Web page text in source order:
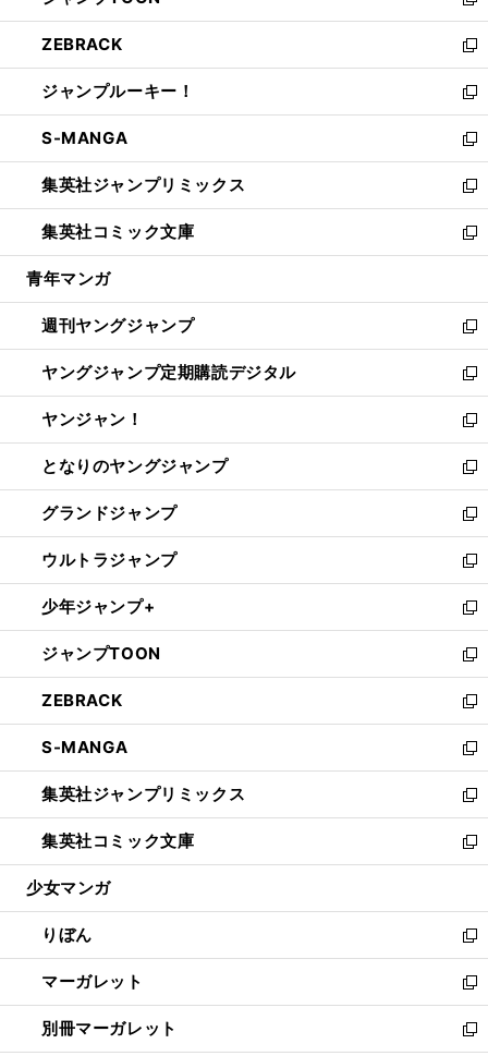
開
く
ウ
で
開
く
ン
ド
ウ
で
開
く
ウ
ィ
ン
ド
ウ
で
開
く
し
い
ウ
ィ
ン
ド
ウ
で
開
く
ZEBRACK
新
し
い
ウ
ィ
ン
ド
ウ
で
開
ジャンプルーキー！
新
し
い
ウ
ィ
ン
ド
ウ
開
く
S-MANGA
新
し
い
ウ
ィ
ン
ウ
で
開
く
集英社ジャンプリミックス
新
し
い
ウ
ン
ド
ウ
で
開
く
集英社コミック文庫
新
し
ウ
ィ
ン
ド
ウ
で
開
く
青年マンガ
週刊ヤングジャンプ
新
し
い
ウ
ィ
ン
ド
ウ
で
開
く
ヤングジャンプ定期購読デジタル
新
し
い
ウ
ィ
ン
ド
ウ
で
開
く
ヤンジャン！
新
し
い
ウ
ィ
ン
ド
ウ
で
開
く
となりのヤングジャンプ
新
し
い
ウ
ィ
ン
ド
ウ
で
開
く
グランドジャンプ
新
し
い
ウ
ィ
ン
ド
ウ
で
開
く
ウルトラジャンプ
新
し
い
ウ
ィ
ン
ド
ウ
で
開
く
少年ジャンプ+
新
し
い
ウ
ィ
ン
ド
ウ
で
開
く
ジャンプTOON
新
し
い
ウ
ィ
ン
ド
ウ
で
開
ZEBRACK
新
し
い
ウ
ィ
ン
ド
ウ
開
く
S-MANGA
新
し
い
ウ
ィ
ン
ウ
で
開
く
集英社ジャンプリミックス
新
し
い
ウ
ン
ド
ウ
で
開
く
集英社コミック文庫
新
し
ウ
ィ
ン
ド
ウ
で
開
少女マンガ
りぼん
新
し
い
ウ
ィ
マーガレット
新
し
い
別冊マーガレット
新